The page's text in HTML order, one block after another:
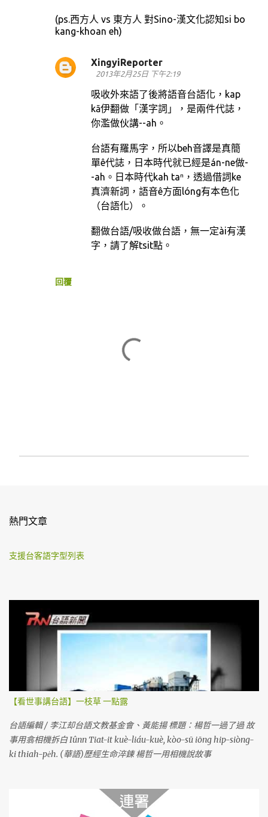
(ps.西方人 vs 東方人 對Sino-漢文化認知si bo
kang-khoan eh)
回覆
XingyiReporter
2013年2月25日 下午2:19
吸收外來語了後將語音台語化，kap
kā伊翻做「漢字詞」，是兩件代誌，
你濫做伙講--ah。
台語有羅馬字，所以beh音譯是真簡
單ê代誌，日本時代就已經是án-ne做-
-ah。日本時代kah taⁿ，透過借詞ke
真濟新詞，語音ê方面lóng有本色化
（台語化）。
翻做台語/吸收做台語，無一定ài有漢
字，請了解tsit點。
言
熱門文章
支援台客語字型列表
【看世事講台語】一枝草 一點露
台語編輯 / 李江却台語文教基金會、黃能揚 標題：楊哲一過了過 故
事用翕相機拆白 Iûnn Tiat-it kuè-liáu-kuè, kòo-sū iōng hip-siòng-
ki thiah-pe̍h. (華語)歷經生命淬鍊 楊哲一用相機說故事